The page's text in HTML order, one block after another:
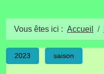
Vous êtes ici : Accueil
2023 saison